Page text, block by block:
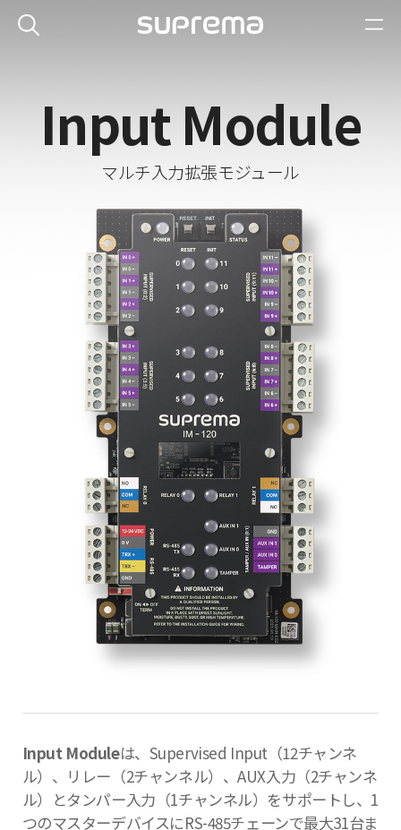
Input Module
マルチ入力拡張モジュール
Input Moduleは、Supervised Input（12チャンネ
ル）、リレー（2チャンネル）、AUX入力（2チャンネ
ル）とタンパー入力（1チャンネル）をサポートし、1
つのマスターデバイスにRS-485チェーンで最大31台ま